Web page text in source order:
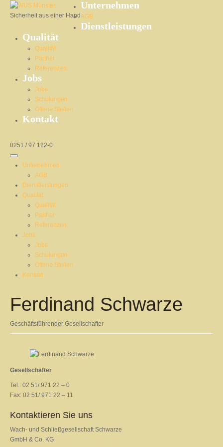
Sicherheit aus einer Hand
Unternehmen
AGB
Dienstleistungen
Qualität
Qualität
Partner
Referenzen
Jobs
Jobs
Schulungen
Offene Stellen
Kontakt
0251 / 97 122-0
Unternehmen
AGB
Dienstleistungen
Qualität
Qualität
Partner
Referenzen
Jobs
Jobs
Schulungen
Offene Stellen
Kontakt
Ferdinand Schwarze
Geschäftsführender Gesellschafter
Gesellschafter
Tel.: 02 51/ 971 22 – 0
Fax: 02 51/ 971 22 – 11
Kontaktieren Sie uns
Wach- und Schließgesellschaft Schwarze
GmbH & Co. KG